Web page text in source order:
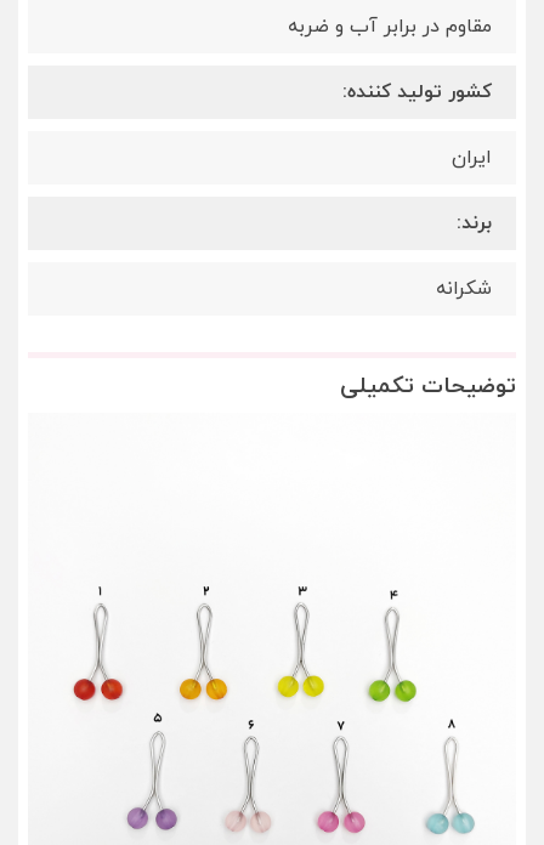
مقاوم در برابر آب و ضربه
کشور تولید کننده:
ایران
برند:
شکرانه
توضیحات تکمیلی